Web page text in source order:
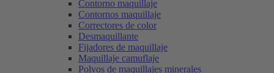
Contorno maquillaje
Contornos maquillaje
Correctores de color
Desmaquillante
Fijadores de maquillaje
Maquillaje camuflaje
Polvos de maquillajes minerales